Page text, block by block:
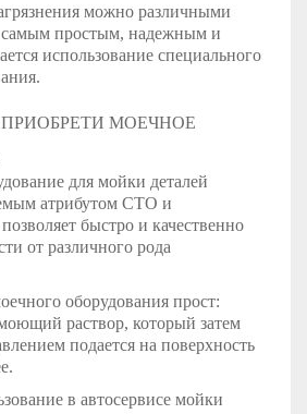
можно различными
самым простым, надежным и
использование специального
МОЕЧНОЕ
для мойки деталей
атрибутом СТО и
быстро и качественно
от различного рода
оборудования прост:
раствор, который затем
подается на поверхность
в автосервисе мойки